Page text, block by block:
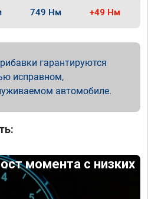
749 Нм +49 Нм
гарантируются
исправном,
автомобиле.
момента с низких